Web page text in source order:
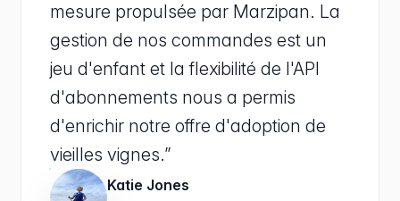
mesure propulsée par Marzipan. La
gestion de nos commandes est un
jeu d'enfant et la flexibilité de l'API
d'abonnements nous a permis
d'enrichir notre offre d'adoption de
vieilles vignes.”
Katie Jones